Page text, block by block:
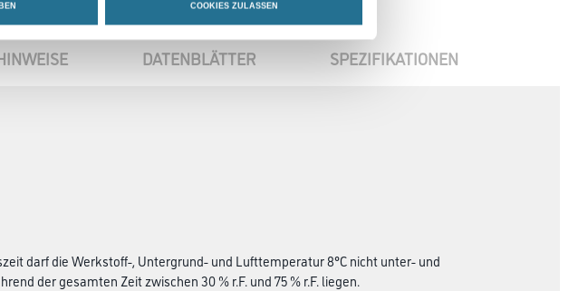
COOKIES ZULASSEN
DATENBLÄTTER SPEZIFIKATIONEN
darf die Werkstoff-, Untergrund- und Lufttemperatur 8°C nicht unter- und
der gesamten Zeit zwischen 30 % r.F. und 75 % r.F. liegen.